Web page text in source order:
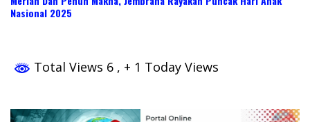
Nasional 2025
Total Views 6 , + 1 Today Views